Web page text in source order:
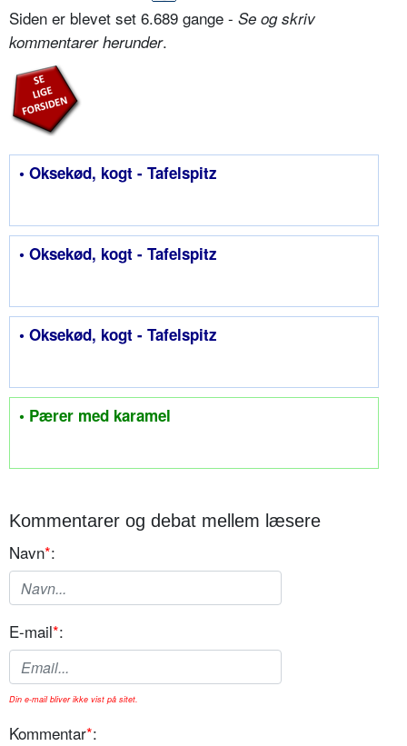
Siden er blevet set 6.689 gange - Se og skriv
kommentarer herunder.
• Oksekød, kogt - Tafelspitz
• Oksekød, kogt - Tafelspitz
• Oksekød, kogt - Tafelspitz
• Pærer med karamel
Kommentarer og debat mellem læsere
Navn*:
E-mail*:
Din e-mail bliver ikke vist på sitet.
Kommentar*: